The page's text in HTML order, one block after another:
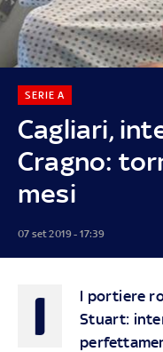
Cagliari,
Cragno:
mesi
SERIE A
07 set 2019 - 17:39
I
l portiere
Stuart: